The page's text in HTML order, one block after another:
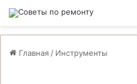
Главная / Инструменты